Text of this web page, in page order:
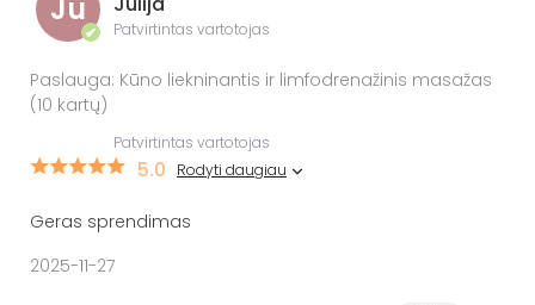
Ju
✔ Patvirtintas vartotojas
Paslauga: Kūno liekninantis ir limfodrenažinis masažas
(10 kartų)
Patvirtintas vartotojas
5.0 Rodyti daugiau
Geras sprendimas
2025-11-27